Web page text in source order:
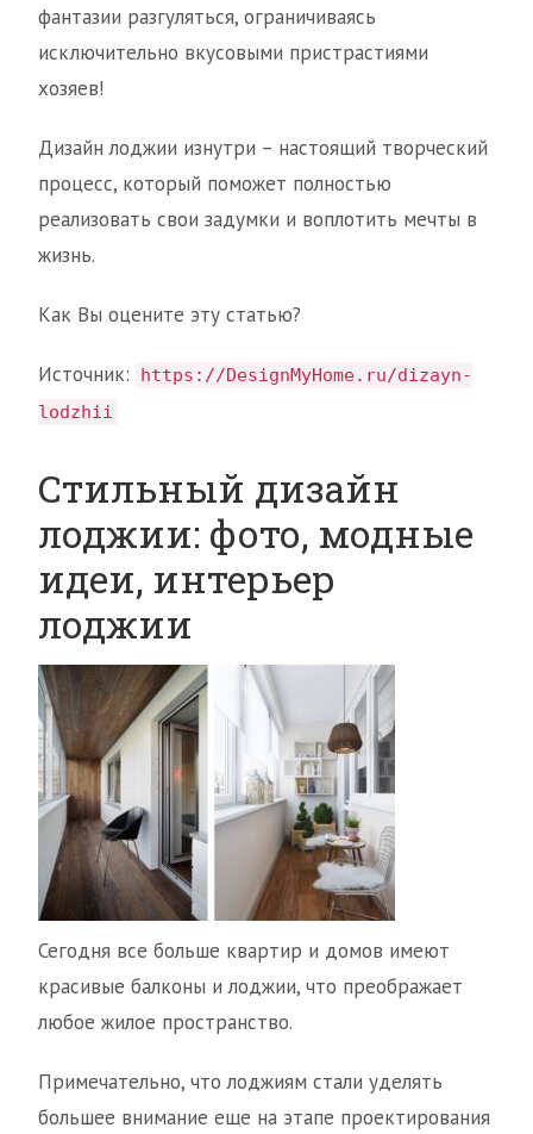
фантазии разгуляться, ограничиваясь
исключительно вкусовыми пристрастиями
хозяев!
Дизайн лоджии изнутри – настоящий творческий
процесс, который поможет полностью
реализовать свои задумки и воплотить мечты в
жизнь.
Как Вы оцените эту статью?
Источник:
https://DesignMyHome.ru/dizayn-
lodzhii
Стильный дизайн
лоджии: фото, модные
идеи, интерьер
лоджии
Сегодня все больше квартир и домов имеют
красивые балконы и лоджии, что преображает
любое жилое пространство.
Примечательно, что лоджиям стали уделять
большее внимание еще на этапе проектирования